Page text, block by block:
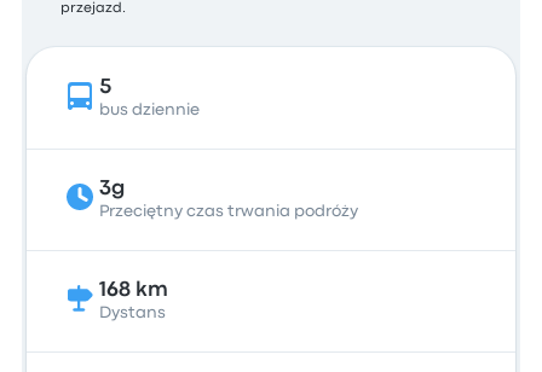
przejazd.
5
bus dziennie
3g
Przeciętny czas trwania podróży
168 km
Dystans